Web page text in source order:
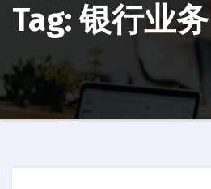
Tag: 银行业务